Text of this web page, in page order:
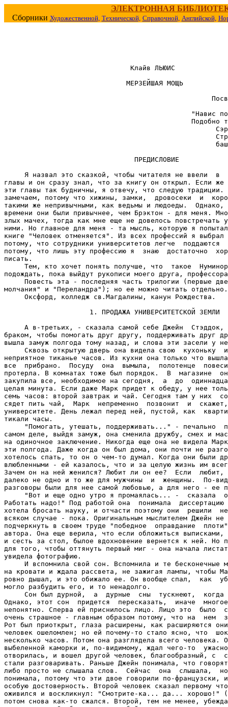
ЭЛЕКТРОННАЯ
Сборники Художественной, Технической, Справочной, Английской,